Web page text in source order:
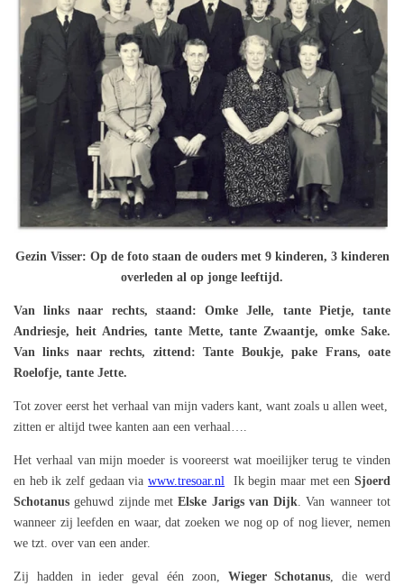
Gezin Visser: Op de foto staan de ouders met 9 kinderen, 3 kinderen
overleden al op jonge leeftijd.
Van links naar rechts, staand: Omke Jelle, tante Pietje, tante
Andriesje, heit Andries, tante Mette, tante Zwaantje, omke Sake.
Van links naar rechts, zittend: Tante Boukje, pake Frans, oate
Roelofje, tante Jette.
Tot zover eerst het verhaal van mijn vaders kant, want zoals u allen weet,
zitten er altijd twee kanten aan een verhaal….
Het verhaal van mijn moeder is vooreerst wat moeilijker terug te vinden
en heb ik zelf gedaan viawww.tresoar.nl Ik begin maar met eenSjoerd
Schotanus gehuwd zijnde metElske Jarigs van Dijk . Van wanneer tot
wanneer zij leefden en waar, dat zoeken we nog op of nog liever, nemen
we tzt. over van een ander.
Zij hadden in ieder geval één zoon, Wieger Schotanus , die werd